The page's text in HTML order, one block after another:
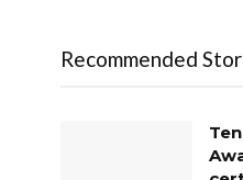
Recommended